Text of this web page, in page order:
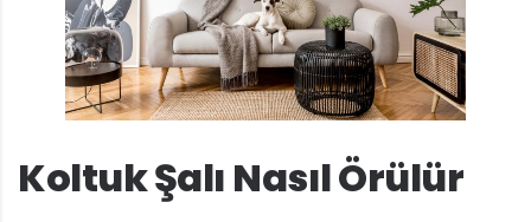
Koltuk Şalı Nasıl Örülür